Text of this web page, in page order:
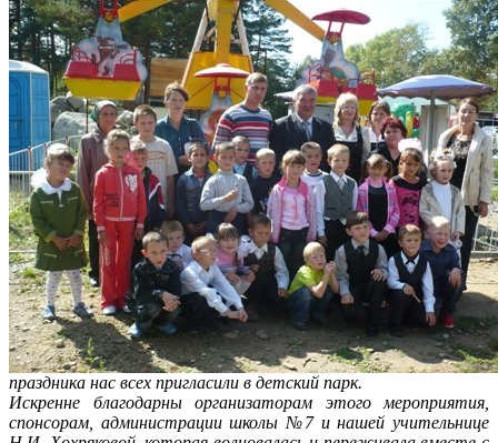
праздника нас всех пригласили в детский парк.
Искренне благодарны организаторам этого мероприятия,
спонсорам, администрации школы №7 и нашей учительнице